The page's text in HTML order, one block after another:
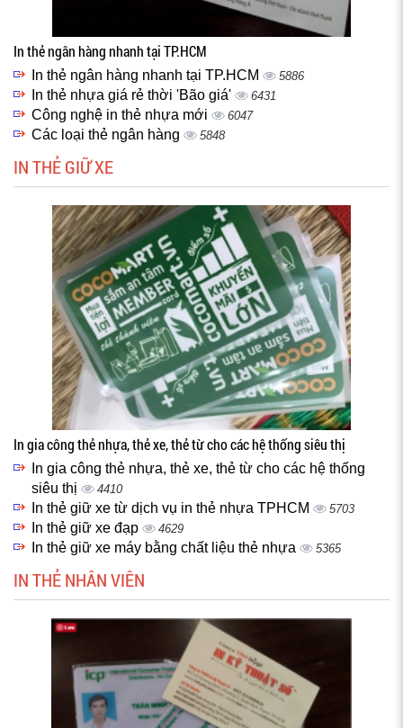
In thẻ ngân hàng nhanh tại TP.HCM
In thẻ ngân hàng nhanh tại TP.HCM 5886
In thẻ nhựa giá rẻ thời 'Bão giá' 6431
Công nghệ in thẻ nhựa mới 6047
Các loại thẻ ngân hàng 5848
IN THẺ GIỮ XE
In gia công thẻ nhựa, thẻ xe, thẻ từ cho các hệ thống siêu thị
In gia công thẻ nhựa, thẻ xe, thẻ từ cho các hệ thống
siêu thị
4410
In thẻ giữ xe từ dịch vụ in thẻ nhựa TPHCM 5703
In thẻ giữ xe đạp 4629
In thẻ giữ xe máy bằng chất liệu thẻ nhựa 5365
IN THẺ NHÂN VIÊN